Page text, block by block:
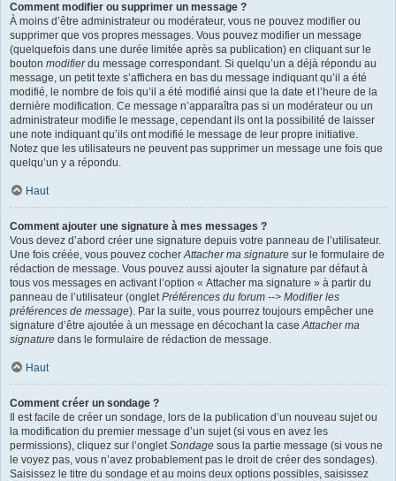
Comment modifier ou supprimer un message ?
À moins d’être administrateur ou modérateur, vous ne pouvez modifier ou
supprimer que vos propres messages. Vous pouvez modifier un message
(quelquefois dans une durée limitée après sa publication) en cliquant sur le
bouton modifierdu message correspondant. Si quelqu’un a déjà répondu au
message, un petit texte s’affichera en bas du message indiquant qu’il a été
modifié, le nombre de fois qu’il a été modifié ainsi que la date et l’heure de la
dernière modification. Ce message n’apparaîtra pas si un modérateur ou un
administrateur modifie le message, cependant ils ont la possibilité de laisser
une note indiquant qu’ils ont modifié le message de leur propre initiative.
Notez que les utilisateurs ne peuvent pas supprimer un message une fois que
quelqu’un y a répondu.
Haut
Comment ajouter une signature à mes messages ?
Vous devez d’abord créer une signature depuis votre panneau de l’utilisateur.
Une fois créée, vous pouvez cocherAttacher ma signature sur le formulaire de
rédaction de message. Vous pouvez aussi ajouter la signature par défaut à
tous vos messages en activant l’option « Attacher ma signature » à partir du
panneau de l’utilisateur (ongletPréférences du forum --> Modifier les
préférences de message). Par la suite, vous pourrez toujours empêcher une
signature d’être ajoutée à un message en décochant la caseAttacher ma
signature dans le formulaire de rédaction de message.
Haut
Comment créer un sondage ?
Il est facile de créer un sondage, lors de la publication d’un nouveau sujet ou
la modification du premier message d’un sujet (si vous en avez les
permissions), cliquez sur l’ongletSondage sous la partie message (si vous ne
le voyez pas, vous n’avez probablement pas le droit de créer des sondages).
Saisissez le titre du sondage et au moins deux options possibles, saisissez